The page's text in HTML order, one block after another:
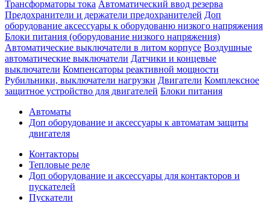
Трансформаторы тока Автоматический ввод резерва
Предохранители и держатели предохранителей Доп
оборудование аксессуары к оборудованю низкого напряжения
Блоки питания (оборудование низкого напряжения)
Автоматические выключатели в литом корпусе Воздушные
автоматические выключатели Датчики и концевые
выключатели Компенсаторы реактивной мощности
Рубильники, выключатели нагрузки Двигатели Комплексное
защитное устройство для двигателей Блоки питания
Автоматы
Доп оборудование и аксессуары к автоматам защиты
двигателя
Контакторы
Тепловые реле
Доп оборудование и аксессуары для контакторов и
пускателей
Пускатели